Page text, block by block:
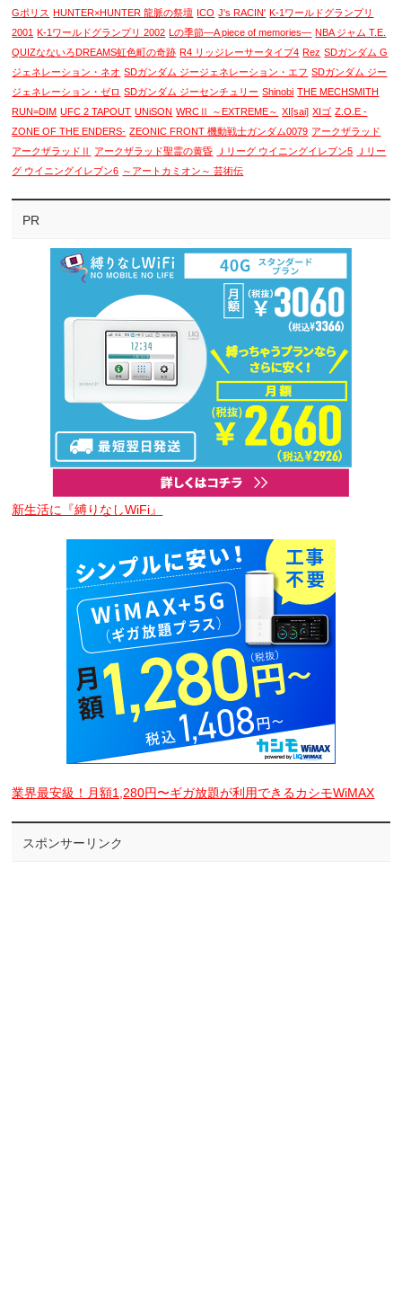
Gポリス HUNTER×HUNTER 龍脈の祭壇 ICO J's RACIN' K-1ワールドグランプリ
2001 K-1ワールドグランプリ 2002 Lの季節―A piece of memories― NBA ジャム T.E.
QUIZなないろDREAMS虹色町の奇跡 R4 リッジレーサータイプ4 Rez SDガンダム G
ジェネレーション・ネオ SDガンダム ジージェネレーション・エフ SDガンダム ジー
ジェネレーション・ゼロ SDガンダム ジーセンチュリー Shinobi THE MECHSMITH
RUN=DIM UFC 2 TAPOUT UNiSON WRCⅡ ～EXTREME～ XI[sai] XIゴ Z.O.E -
ZONE OF THE ENDERS- ZEONIC FRONT 機動戦士ガンダム0079 アークザラッド
アークザラッドⅡ
アークザラッド聖霊の黄昏 Ｊリーグ ウイニングイレブン5
Ｊリー
グ ウイニングイレブン6 ～アートカミオン～ 芸術伝
PR
新生活に『縛りなしWiFi』
業界最安級！月額1,280円〜ギガ放題が利用できるカシモWiMAX
スポンサーリンク